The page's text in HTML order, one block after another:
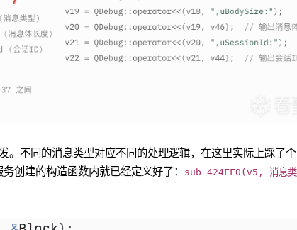
。不同的消息类型对应不同的处理逻辑，在这里实际上踩了个
创建的构造函数内就已经定义好了： sub_424FF0(v5, 消息